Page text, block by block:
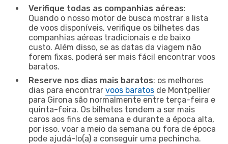
Verifique todas as companhias aéreas:
Quando o nosso motor de busca mostrar a lista
de voos disponíveis, verifique os bilhetes das
companhias aéreas tradicionais e de baixo
custo. Além disso, se as datas da viagem não
forem fixas, poderá ser mais fácil encontrar voos
baratos.
Reserve nos dias mais baratos: os melhores
dias para encontrar voos baratos de Montpellier
para Girona são normalmente entre terça-feira e
quinta-feira. Os bilhetes tendem a ser mais
caros aos fins de semana e durante a época alta,
por isso, voar a meio da semana ou fora de época
pode ajudá-lo(a) a conseguir uma pechincha.